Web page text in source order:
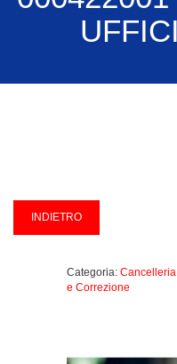
Categoria: Cancelleria
e Correzione